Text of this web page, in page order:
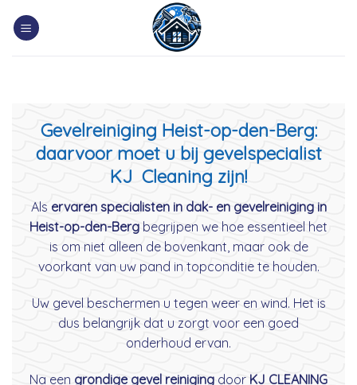
Gevelreiniging Heist-op-den-Berg:
daarvoor moet u bij gevelspecialist
KJ Cleaning zijn!
Als ervaren specialisten in dak- en gevelreiniging in
Heist-op-den-Berg begrijpen we hoe essentieel het
is om niet alleen de bovenkant, maar ook de
voorkant van uw pand in topconditie te houden.
Uw gevel beschermen u tegen weer en wind. Het is
dus belangrijk dat u zorgt voor een goed
onderhoud ervan.
Na een grondige gevel reiniging door KJ CLEANING